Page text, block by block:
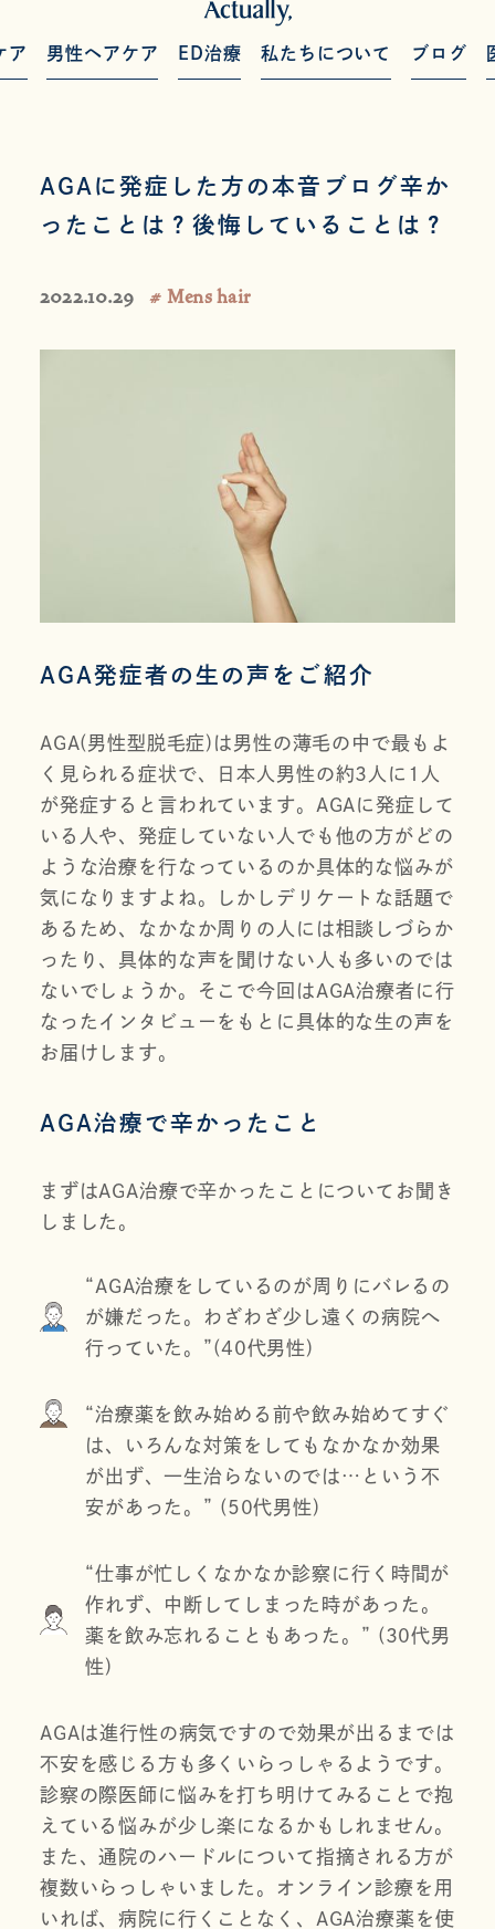
ア 男性ヘアケア ED治療 私たちについて ブログ
AGAに発症した方の本音ブログ辛か
ったことは？後悔していることは？
2022.10.29 # Mens hair
AGA発症者の生の声をご紹介
AGA(男性型脱毛症)は男性の薄毛の中で最もよ
く見られる症状で、日本人男性の約3人に1人
が発症すると言われています。AGAに発症して
いる人や、発症していない人でも他の方がどの
ような治療を行なっているのか具体的な悩みが
気になりますよね。しかしデリケートな話題で
あるため、なかなか周りの人には相談しづらか
ったり、具体的な声を聞けない人も多いのでは
ないでしょうか。そこで今回はAGA治療者に行
なったインタビューをもとに具体的な生の声を
お届けします。
AGA治療で辛かったこと
まずはAGA治療で辛かったことについてお聞き
しました。
“AGA治療をしているのが周りにバレるの
が嫌だった。わざわざ少し遠くの病院へ
行っていた。”(40代男性)
“治療薬を飲み始める前や飲み始めてすぐ
は、いろんな対策をしてもなかなか効果
が出ず、一生治らないのでは…という不
安があった。” (50代男性)
“仕事が忙しくなかなか診察に行く時間が
作れず、中断してしまった時があった。
薬を飲み忘れることもあった。” (30代男
性)
AGAは進行性の病気ですので効果が出るまでは
不安を感じる方も多くいらっしゃるようです。
診察の際医師に悩みを打ち明けてみることで抱
えている悩みが少し楽になるかもしれません。
また、通院のハードルについて指摘される方が
複数いらっしゃいました。オンライン診療を用
いれば、病院に行くことなく、AGA治療薬を使